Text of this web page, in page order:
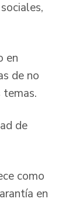
en
de no
temas.
de
como
en